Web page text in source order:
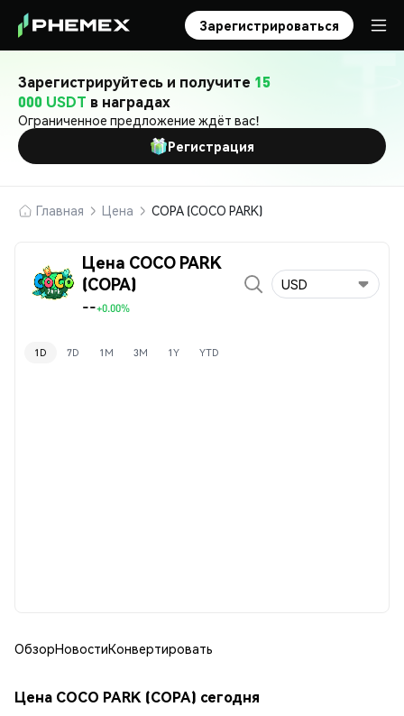
Зарегистрироваться
Зарегистрируйтесь и получите 15
000 USDT в наградах
Ограниченное предложение ждёт вас!
Регистрация
Главная Цена COPA (COCO PARK)
Цена COCO PARK
(COPA)
--+0.00%
USD
1D 7D 1M 3M 1Y YTD
ОбзорНовостиКонвертировать
Цена COCO PARK (COPA) сегодня